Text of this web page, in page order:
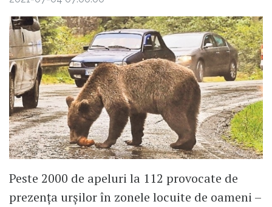
Peste 2000 de apeluri la 112 provocate de
prezența urșilor în zonele locuite de oameni –